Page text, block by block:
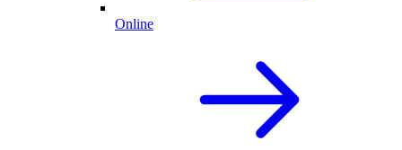
Online